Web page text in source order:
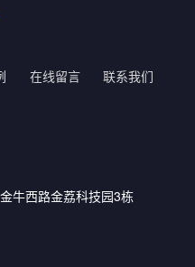
在线留言 联系我们
牛西路金荔科技园3栋